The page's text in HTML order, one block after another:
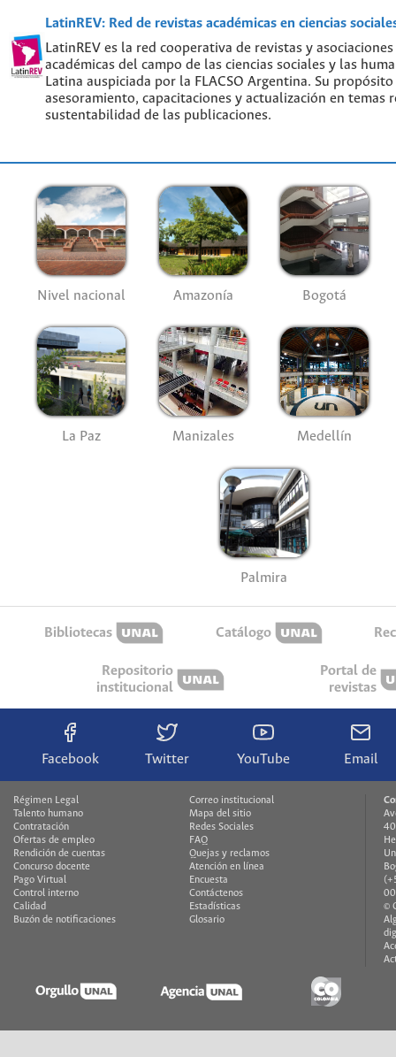
LatinREV: Red de revistas académicas en ciencias
LatinREV es la red cooperativa de revistas y
académicas del campo de las ciencias sociales y las
Latina auspiciada por la FLACSO Argentina. Su
asesoramiento, capacitaciones y actualización en temas
sustentabilidad de las publicaciones.
Nivel nacional Amazonía Bogotá
La Paz Manizales Medellín
Palmira
Bibliotecas Catálogo
Repositorio
institucional
Portal de
revistas
Facebook Twitter YouTube Email
Régimen Legal
Talento humano
Contratación
Ofertas de empleo
Rendición de cuentas
Concurso docente
Pago Virtual
Control interno
Calidad
Buzón de notificaciones
Correo institucional
Mapa del sitio
Redes Sociales
FAQ
Quejas y reclamos
Atención en línea
Encuesta
Contáctenos
Estadísticas
Glosario
©